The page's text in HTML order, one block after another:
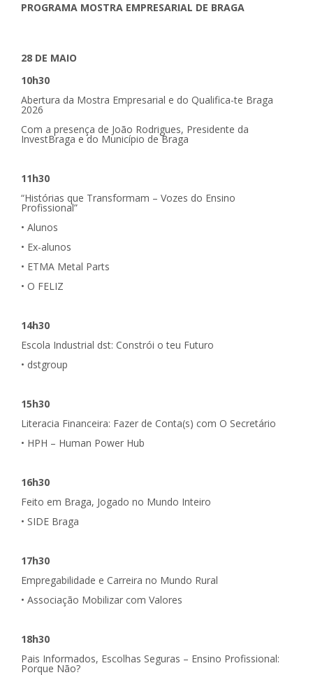
PROGRAMA MOSTRA EMPRESARIAL DE BRAGA
28 DE MAIO
10h30
Abertura da Mostra Empresarial e do Qualifica-te Braga
2026
Com a presença de João Rodrigues, Presidente da
InvestBraga e do Município de Braga
11h30
“Histórias que Transformam – Vozes do Ensino
Profissional”
• Alunos
• Ex-alunos
• ETMA Metal Parts
• O FELIZ
14h30
Escola Industrial dst: Constrói o teu Futuro
• dstgroup
15h30
Literacia Financeira: Fazer de Conta(s) com O Secretário
• HPH – Human Power Hub
16h30
Feito em Braga, Jogado no Mundo Inteiro
• SIDE Braga
17h30
Empregabilidade e Carreira no Mundo Rural
• Associação Mobilizar com Valores
18h30
Pais Informados, Escolhas Seguras – Ensino Profissional:
Porque Não?